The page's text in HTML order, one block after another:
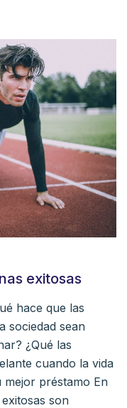
exitosas
hace que las
sociedad sean
¿Qué las
cuando la vida
préstamo En
son